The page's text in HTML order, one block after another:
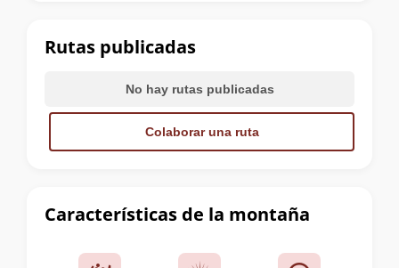
cumbre
Características de la montaña
Rutas publicadas
No hay rutas publicadas
Colaborar una ruta